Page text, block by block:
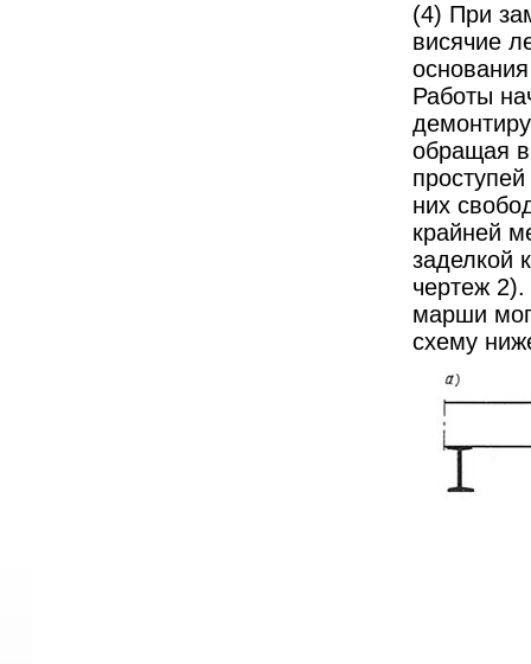
(4) При
висячие
Работы
обращая
них
крайней
заделкой
чертеж
марши
схему